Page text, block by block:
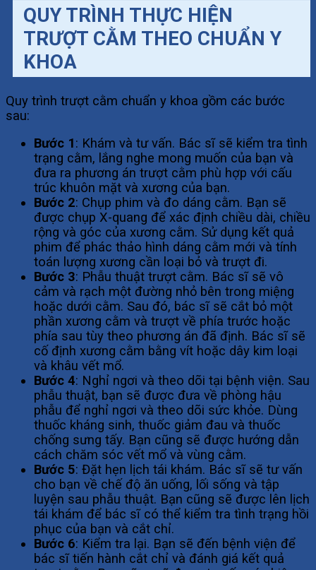
QUY TRÌNH THỰC HIỆN
TRƯỢT CẰM THEO CHUẨN Y
KHOA
Quy trình trượt cằm chuẩn y khoa gồm các bước
sau:
Bước 1: Khám và tư vấn. Bác sĩ sẽ kiểm tra tình
trạng cằm, lắng nghe mong muốn của bạn và
đưa ra phương án trượt cằm phù hợp với cấu
trúc khuôn mặt và xương của bạn.
Bước 2: Chụp phim và đo dáng cằm. Bạn sẽ
được chụp X-quang để xác định chiều dài, chiều
rộng và góc của xương cằm. Sử dụng kết quả
phim để phác thảo hình dáng cằm mới và tính
toán lượng xương cần loại bỏ và trượt đi.
Bước 3: Phẫu thuật trượt cằm. Bác sĩ sẽ vô
cảm và rạch một đường nhỏ bên trong miệng
hoặc dưới cằm. Sau đó, bác sĩ sẽ cắt bỏ một
phần xương cằm và trượt về phía trước hoặc
phía sau tùy theo phương án đã định. Bác sĩ sẽ
cố định xương cằm bằng vít hoặc dây kim loại
và khâu vết mổ.
Bước 4: Nghỉ ngơi và theo dõi tại bệnh viện. Sau
phẫu thuật, bạn sẽ được đưa về phòng hậu
phẫu để nghỉ ngơi và theo dõi sức khỏe. Dùng
thuốc kháng sinh, thuốc giảm đau và thuốc
chống sưng tấy. Bạn cũng sẽ được hướng dẫn
cách chăm sóc vết mổ và vùng cằm.
Bước 5: Đặt hẹn lịch tái khám. Bác sĩ sẽ tư vấn
cho bạn về chế độ ăn uống, lối sống và tập
luyện sau phẫu thuật. Bạn cũng sẽ được lên lịch
tái khám để bác sĩ có thể kiểm tra tình trạng hồi
phục của bạn và cắt chỉ.
Bước 6: Kiểm tra lại. Bạn sẽ đến bệnh viện để
bác sĩ tiến hành cắt chỉ và đánh giá kết quả